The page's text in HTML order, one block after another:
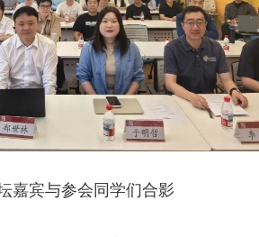
嘉宾与参会同学们合影